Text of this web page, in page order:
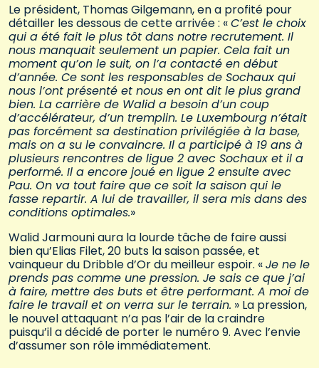
Le président, Thomas Gilgemann, en a profité pour
détailler les dessous de cette arrivée : «C’est le choix
qui a été fait le plus tôt dans notre recrutement. Il
nous manquait seulement un papier. Cela fait un
moment qu’on le suit, on l’a contacté en début
d’année. Ce sont les responsables de Sochaux qui
nous l’ont présenté et nous en ont dit le plus grand
bien. La carrière de Walid a besoin d’un coup
d’accélérateur, d’un tremplin. Le Luxembourg n’était
pas forcément sa destination privilégiée à la base,
mais on a su le convaincre. Il a participé à 19 ans à
plusieurs rencontres de ligue 2 avec Sochaux et il a
performé. Il a encore joué en ligue 2 ensuite avec
Pau. On va tout faire que ce soit la saison qui le
fasse repartir. A lui de travailler, il sera mis dans des
conditions optimales.»
Walid Jarmouni aura la lourde tâche de faire aussi
bien qu’Elias Filet, 20 buts la saison passée, et
vainqueur du Dribble d’Or du meilleur espoir. «Je ne le
prends pas comme une pression. Je sais ce que j’ai
à faire, mettre des buts et être performant. A moi de
faire le travail et on verra sur le terrain. » La pression,
le nouvel attaquant n’a pas l’air de la craindre
puisqu’il a décidé de porter le numéro 9. Avec l’envie
d’assumer son rôle immédiatement.